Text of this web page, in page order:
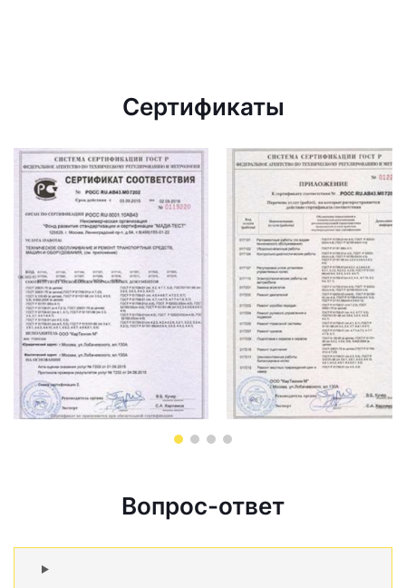
Сертификаты
Вопрос-ответ